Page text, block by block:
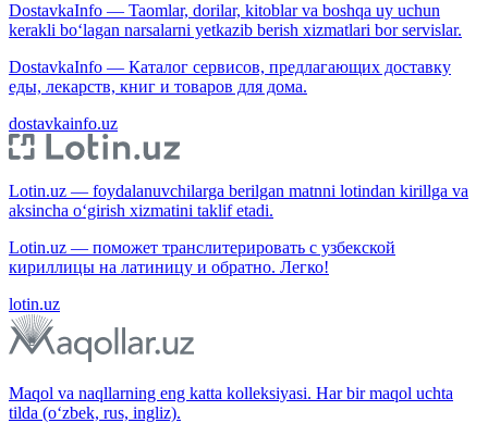
DostavkaInfo — Taomlar, dorilar, kitoblar va boshqa uy uchun
kerakli bo‘lagan narsalarni yetkazib berish xizmatlari bor servislar.
DostavkaInfo — Каталог сервисов, предлагающих доставку
еды, лекарств, книг и товаров для дома.
dostavkainfo.uz
Lotin.uz — foydalanuvchilarga berilgan matnni lotindan kirillga va
aksincha o‘girish xizmatini taklif etadi.
Lotin.uz — поможет транслитерировать с узбекской
кириллицы на латиницу и обратно. Легко!
lotin.uz
Maqol va naqllarning eng katta kolleksiyasi. Har bir maqol uchta
tilda (o‘zbek, rus, ingliz).